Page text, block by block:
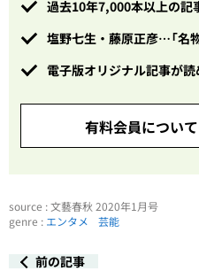
過去10年7,000本以上の記
塩野七生・藤原正彦…「名
電子版オリジナル記事が読
有料会員につい
source : 文藝春秋 2020年1月号
genre : エンタメ 芸能
前の記事